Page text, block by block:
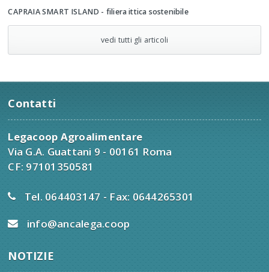
CAPRAIA SMART ISLAND - filiera ittica sostenibile
vedi tutti gli articoli
Contatti
Legacoop Agroalimentare
Via G.A. Guattani 9 - 00161 Roma
CF: 97101350581
Tel. 064403147 - Fax: 0644265301
info@ancalega.coop
NOTIZIE